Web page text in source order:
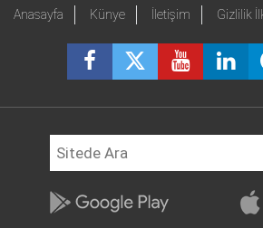
Anasayfa Künye İletişim Gizlilik